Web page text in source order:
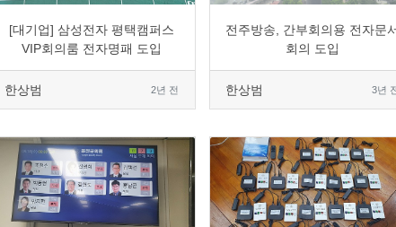
[대기업] 삼성전자 평택캠퍼스
VIP회의룸 전자명패 도입
한상범 2년 전
전주방송, 간부회의용 전자문
회의 도입
한상범 3년